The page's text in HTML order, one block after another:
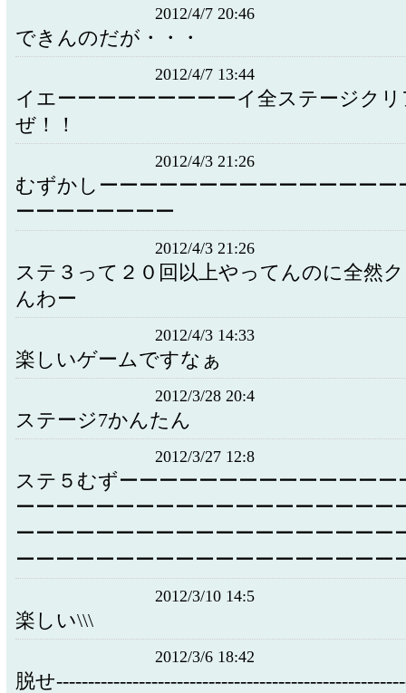
2012/4/7 20:46
できんのだが・・・
2012/4/7 13:44
イエーーーーーーーーーイ全ステージク
ぜ！！
2012/4/3 21:26
むずかしーーーーーーーーーーーーーーー
ーーーーーーーー
2012/4/3 21:26
ステ３って２０回以上やってんのに全然
んわー
2012/4/3 14:33
楽しいゲームですなぁ
2012/3/28 20:4
ステージ7かんたん
2012/3/27 12:8
ステ５むずーーーーーーーーーーーーーー
ーーーーーーーーーーーーーーーーーーー
ーーーーーーーーーーーーーーーーーーー
ーーーーーーーーーーーーーーーーーーー
2012/3/10 14:5
楽しい\\\
2012/3/6 18:42
脱せ